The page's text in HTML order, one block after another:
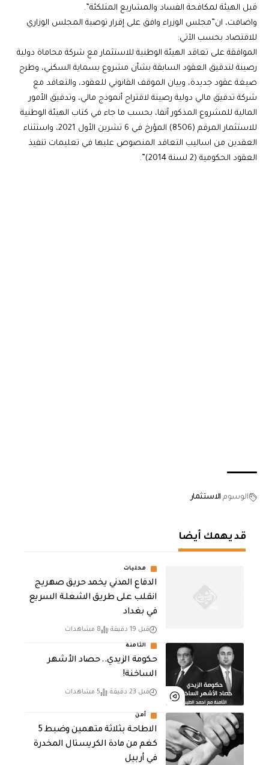
قبل الهيئة لمكافحة الفساد والمشاريع المتلكئة”.
واضافت، ان”مجلس الوزراء وافق على إقرار توصية المجلس الوزاري
للاقتصاد بحسب الآتي:
الموافقة على تعاقد الهيئة الوطنية للاستثمار مع شركة محاماة دولية
رصينة لتدقيق العقود السابقة بشأن مشروع بسماية السكني، وطرح
صيغة عقود جديدة، وبيان الموقف القانوني للعقود، والتعاقد مع
شركة تدقيق مالي دولية رصينة لاقتراح أنموذج مالي، وتدقيق الأمور
المالية للمشروع المذكور آنفا، بحسب ما جاء في كتاب الهيئة الوطنية
للاستثمار المرقم (8506) المؤرخ في 6 تشرين الأول 2021، واستثناء
العقدين من اساليب التعاقد المنصوص عليها في تعليمات تنفيذ
العقود الحكومية (2 لسنة 2014)”.
الوسوم الاستثمار
قد يهمك أيضا
محليات
الدفاع المدني يخمد حريق صهريج
انقلب على طريق الشعلة السريع
في بغداد
قبل 19 دقيقة 8 مشاهدات
الثامنة
حكومة الزيدي.. حصاد الأشهر
الساخنة!
قبل 23 دقيقة 5 مشاهدات
أمن
الاطاحة بثلاثة متهمين وضبط 5
كغم من مادة الكريستال المخدرة ​
في أربيل